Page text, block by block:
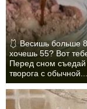
🩱 Весишь больше
хочешь 55? Вот
Перед сном съедай
творога с обычной...